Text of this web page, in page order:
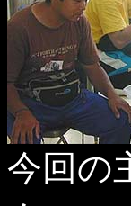
今回の